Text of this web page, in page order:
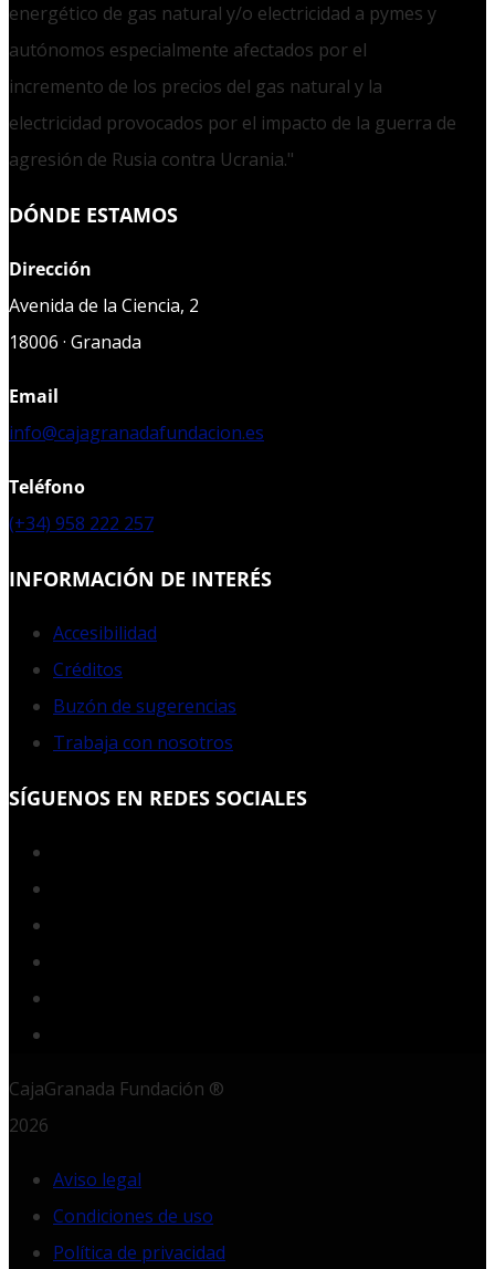
energético de gas natural y/o electricidad a pymes y
autónomos especialmente afectados por el
incremento de los precios del gas natural y la
electricidad provocados por el impacto de la guerra de
agresión de Rusia contra Ucrania."
DÓNDE ESTAMOS
Dirección
Avenida de la Ciencia, 2
18006 · Granada
Email
info@cajagranadafundacion.es
Teléfono
(+34) 958 222 257
INFORMACIÓN DE INTERÉS
Accesibilidad
Créditos
Buzón de sugerencias
Trabaja con nosotros
SÍGUENOS EN REDES SOCIALES
CajaGranada Fundación ®
2026
Aviso legal
Condiciones de uso
Política de privacidad